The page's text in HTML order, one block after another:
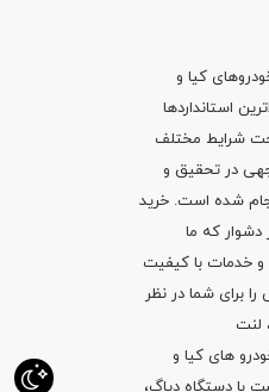
کیا و
استانداردها
شرایط مختلف
در تحقیق و
شده است. خرید
که ما
و خدمات با کیفیت
برای شما در نظر
لنت
های کیا و
با دستگاه دیاگ،